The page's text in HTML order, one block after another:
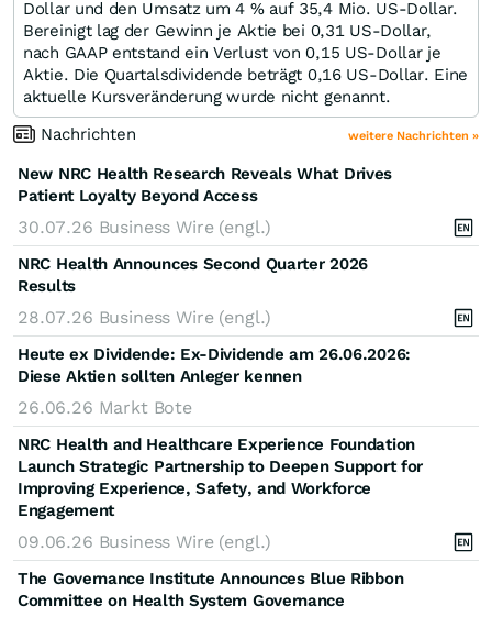
Dollar und den Umsatz um 4 % auf 35,4 Mio. US-Dollar.
Bereinigt lag der Gewinn je Aktie bei 0,31 US-Dollar,
nach GAAP entstand ein Verlust von 0,15 US-Dollar je
Aktie. Die Quartalsdividende beträgt 0,16 US-Dollar. Eine
aktuelle Kursveränderung wurde nicht genannt.
Nachrichten
weitere Nachrichten »
New NRC Health Research Reveals What Drives
Patient Loyalty Beyond Access
30.07.26 Business Wire (engl.)
NRC Health Announces Second Quarter 2026
Results
28.07.26 Business Wire (engl.)
Heute ex Dividende: Ex-Dividende am 26.06.2026:
Diese Aktien sollten Anleger kennen
26.06.26 Markt Bote
NRC Health and Healthcare Experience Foundation
Launch Strategic Partnership to Deepen Support for
Improving Experience, Safety, and Workforce
Engagement
09.06.26 Business Wire (engl.)
The Governance Institute Announces Blue Ribbon
Committee on Health System Governance